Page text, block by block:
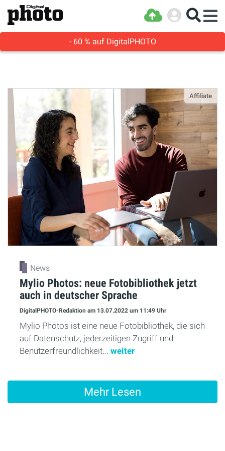
- 60 % auf DigitalPHOTO
Affiliate
News
Mylio Photos: neue Fotobibliothek jetzt
auch in deutscher Sprache
DigitalPHOTO-Redaktion am 13.07.2022 um 11:49 Uhr
Mylio Photos ist eine neue Fotobibliothek, die sich
auf Datenschutz, jederzeitigen Zugriff und
Benutzerfreundlichkeit... weiter
Mehr Lesen